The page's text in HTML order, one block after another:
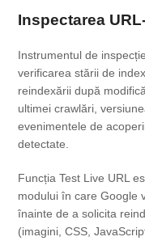
Inspectarea
Instrumentul de
verificarea stării de
reindexării după
ultimei crawlări,
evenimentele de
detectate.
Funcția Test Live URL
modului în care Google
înainte de a solicita
(imagini, CSS,